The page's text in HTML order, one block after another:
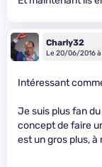
Charly32
Le 20/06/2016 à
Intéressant
Je suis plus fan
concept de faire
est un gros plus, à